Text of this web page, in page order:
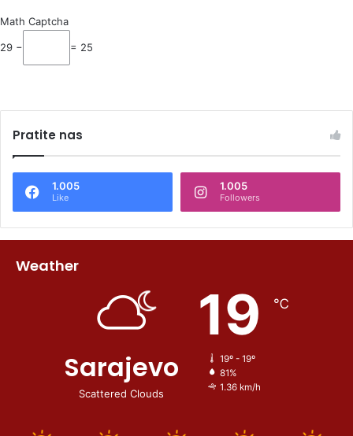
Math Captcha
29 − = 25
Pratite nas
1.005
Like
1.005
Followers
Weather
Sarajevo
Scattered Clouds
19 ℃
19º - 19º
81%
1.36 km/h